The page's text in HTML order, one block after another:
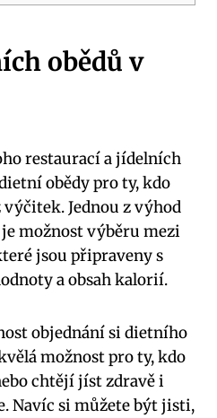
obědů v
restaurací a jídelních
obědy pro ty, kdo
Jednou z výhod
možnost výběru mezi
jsou připraveny s
a obsah kalorií.
objednání si dietního
možnost pro ty, kdo
chtějí jíst zdravě i
⁤Navíc si můžete být jisti,